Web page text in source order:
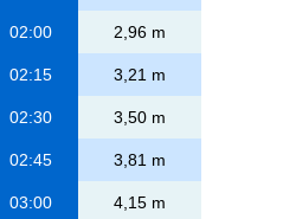
02:00 2,96 m
02:15 3,21 m
02:30 3,50 m
02:45 3,81 m
03:00 4,15 m